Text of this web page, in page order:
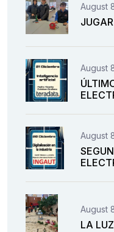
August
August
August
August
LA